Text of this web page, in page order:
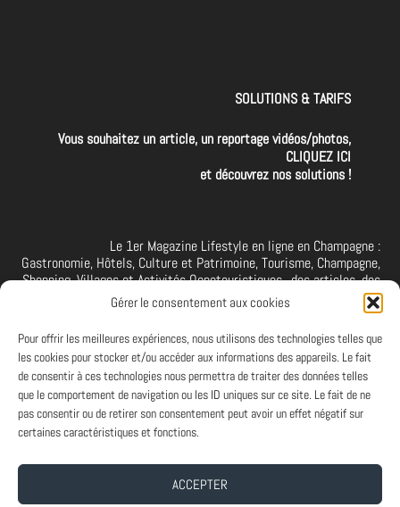
Gérer le consentement aux cookies
Pour offrir les meilleures expériences, nous utilisons des technologies telles que
les cookies pour stocker et/ou accéder aux informations des appareils. Le fait
de consentir à ces technologies nous permettra de traiter des données telles
que le comportement de navigation ou les ID uniques sur ce site. Le fait de ne
pas consentir ou de retirer son consentement peut avoir un effet négatif sur
certaines caractéristiques et fonctions.
ACCEPTER
SOLUTIONS & TARIFS
Vous souhaitez un article, un reportage vidéos/photos,
CLIQUEZ ICI
et découvrez nos solutions !
Le 1er Magazine Lifestyle en ligne en Champagne :
Gastronomie, Hôtels, Culture et Patrimoine, Tourisme, Champagne,
Shopping, Villages et Activités Oenotouristiques.. des articles, des
interviews, des vidéos et photos de la Champagne. A retrouver et à
suivre aussi sur facebook I X I Threads I YouTube I TikTok I
Instagram I Linkedin
PARTENAIRES
Et vous ? Vous souhaitez devenir Partenaire d'Art de Vivre à la
Champenoise, n'hésitez pas à nous contacter.